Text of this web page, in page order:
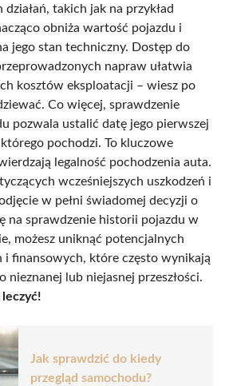
takich jak na przykład
obniża wartość pojazdu i
jego stan techniczny. Dostęp do
napraw ułatwia
kosztów eksploatacji – wiesz po
Co więcej, sprawdzenie
pozwala ustalić datę jego pierwszej
pochodzi. To kluczowe
legalność pochodzenia auta.
wcześniejszych uszkodzeń i
w pełni świadomej decyzji o
na sprawdzenie historii pojazdu w
możesz uniknąć potencjalnych
finansowych, które często wynikają
nieznanej lub niejasnej przeszłości.
leczyć!
Jak sprawdzić do kiedy
przegląd samochodu?